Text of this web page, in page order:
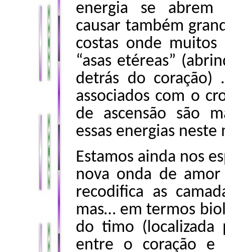
energia se abrem
causar também
costas onde muitos
“asas etéreas”
detrás do
associados com o
de ascensão são
essas energias
Estamos ainda nos
nova onda de
recodifica as
mas… em termos
do timo
entre o coração e